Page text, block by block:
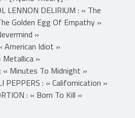
LENNON DELIRIUM : « The
Golden Egg Of Empathy »
»
American Idiot »
Metallica »
« Minutes To Midnight »
PEPPERS : « Californication »
: « Born To Kill »